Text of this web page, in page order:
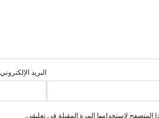
البريد الإلكتروني
لاستخدامها المرة المقبلة في تعليقي.